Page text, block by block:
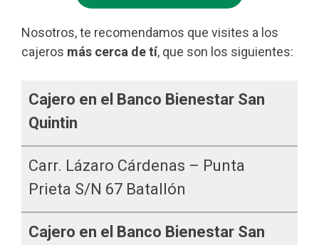
Nosotros, te recomendamos que visites a los
cajeros más cerca de tí, que son los siguientes:
Cajero en el Banco Bienestar San
Quintin
Carr. Lázaro Cárdenas – Punta
Prieta S/n 67 Batallón
Cajero en el Banco Bienestar San